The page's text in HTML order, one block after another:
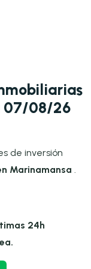
07/08/26
de inversión
Marinamansa
24h